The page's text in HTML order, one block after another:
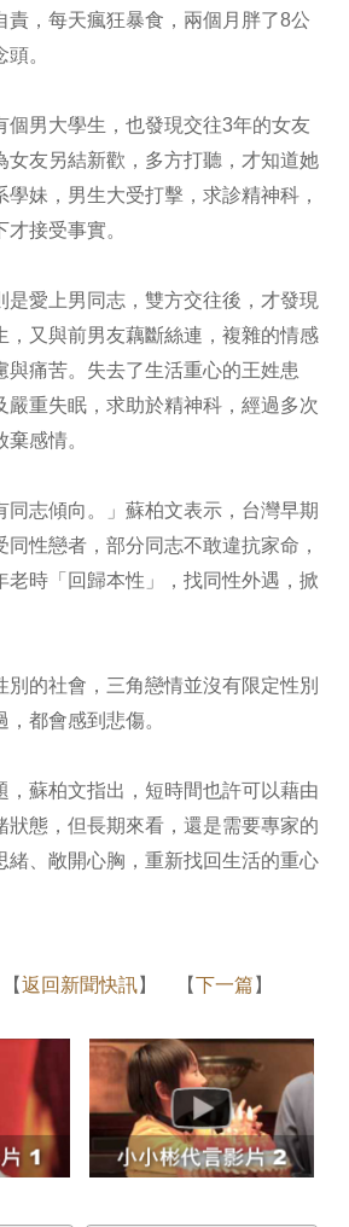
責，每天瘋狂暴食，兩個月胖了8公
。
個男大學生，也發現交往3年的女友
女友另結新歡，多方打聽，才知道她
學妹，男生大受打擊，求診精神科，
接受事實。
是愛上男同志，雙方交往後，才發現
，又與前男友藕斷絲連，複雜的情感
與痛苦。失去了生活重心的王姓患
嚴重失眠，求助於精神科，經過多次
感情。
同志傾向。」蘇柏文表示，台灣早期
性戀者，部分同志不敢違抗家命，
老時「回歸本性」，找同性外遇，掀
別的社會，三角戀情並沒有限定性別
都會感到悲傷。
，蘇柏文指出，短時間也許可以藉由
狀態，但長期來看，還是需要專家的
緒、敞開心胸，重新找回生活的重心
返回新聞快訊】 【下一篇 】